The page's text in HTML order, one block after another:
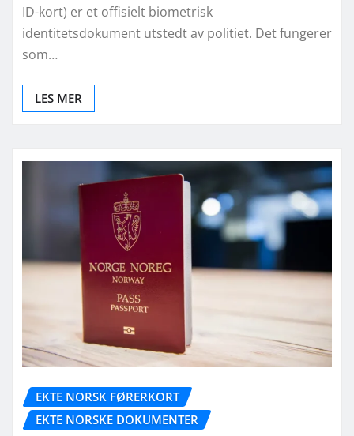
ID-kort) er et offisielt biometrisk
identitetsdokument utstedt av politiet. Det fungerer
som…
LES MER
EKTE NORSK FØRERKORT
EKTE NORSKE DOKUMENTER